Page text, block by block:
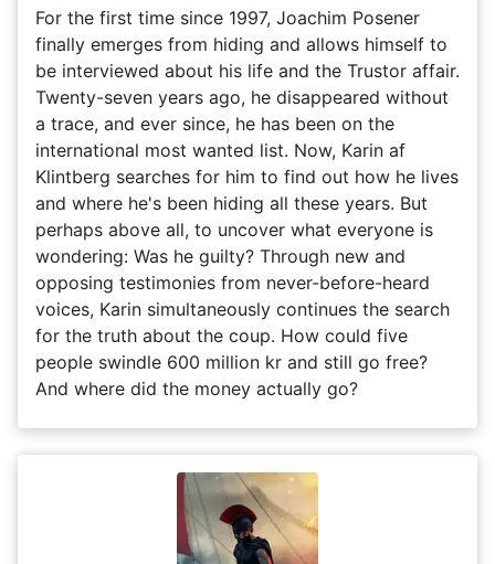
For the first time since 1997, Joachim Posener
finally emerges from hiding and allows himself to
be interviewed about his life and the Trustor affair.
Twenty-seven years ago, he disappeared without
a trace, and ever since, he has been on the
international most wanted list. Now, Karin af
Klintberg searches for him to find out how he lives
and where he's been hiding all these years. But
perhaps above all, to uncover what everyone is
wondering: Was he guilty? Through new and
opposing testimonies from never-before-heard
voices, Karin simultaneously continues the search
for the truth about the coup. How could five
people swindle 600 million kr and still go free?
And where did the money actually go?